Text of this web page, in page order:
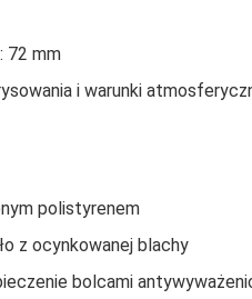
: 72 mm
i warunki
polistyrenem
z ocynkowanej blachy
bolcami